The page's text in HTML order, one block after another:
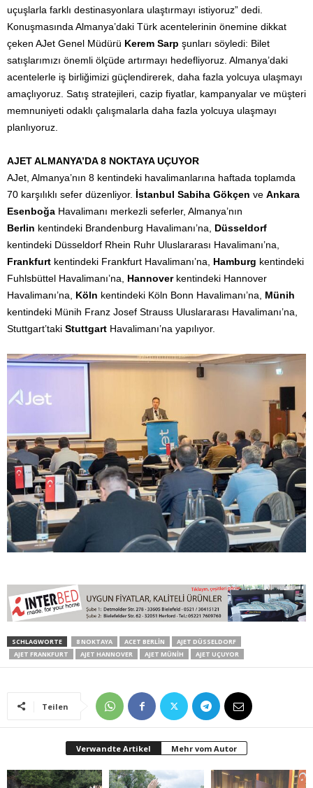
uçuşlarla farklı destinasyonlara ulaştırmayı istiyoruz” dedi.
Konuşmasında Almanya’daki Türk acentelerinin önemine dikkat
çeken AJet Genel Müdürü Kerem Sarp şunları söyledi: Bilet
satışlarımızı önemli ölçüde artırmayı hedefliyoruz. Almanya’daki
acentelerle iş birliğimizi güçlendirerek, daha fazla yolcuya ulaşmayı
amaçlıyoruz. Satış stratejileri, cazip fiyatlar, kampanyalar ve müşteri
memnuniyeti odaklı çalışmalarla daha fazla yolcuya ulaşmayı
planlıyoruz.
AJET ALMANYA’DA 8 NOKTAYA UÇUYOR
AJet, Almanya’nın 8 kentindeki havalimanlarına haftada toplamda
70 karşılıklı sefer düzenliyor. İstanbul Sabiha Gökçen ve Ankara
Esenboğa Havalimanı merkezli seferler, Almanya’nın
Berlin kentindeki Brandenburg Havalimanı’na, Düsseldorf
kentindeki Düsseldorf Rhein Ruhr Uluslararası Havalimanı’na,
Frankfurt kentindeki Frankfurt Havalimanı’na, Hamburg kentindeki
Fuhlsbüttel Havalimanı’na, Hannoverkentindeki Hannover
Havalimanı’na, Köln kentindeki Köln Bonn Havalimanı’na, Münih
kentindeki Münih Franz Josef Strauss Uluslararası Havalimanı’na,
Stuttgart’taki Stuttgart Havalimanı’na yapılıyor.
SCHLAGWORTE 8 NOKTAYA ACET BERLİN
AJET DÜSSELDORF
AJET FRANKFURT
AJET HANNOVER AJET MÜNİH AJET UÇUYOR
Teilen
Verwandte Artikel Mehr vom Autor